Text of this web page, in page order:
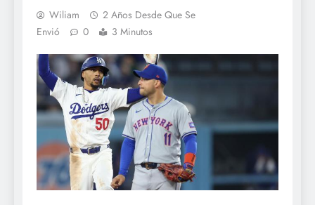
Wiliam
2 Años Desde Que Se
Envió
0 3 Minutos